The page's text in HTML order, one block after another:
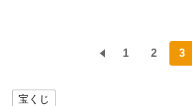
1 2 3
宝くじ